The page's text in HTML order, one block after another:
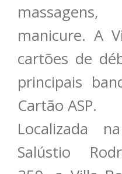
manicure. A
cartões de
principais
Cartão ASP.
Localizada
Salústio